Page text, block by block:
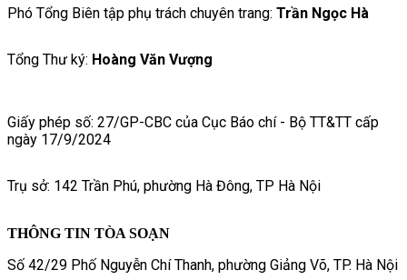
Phó Tổng Biên tập phụ trách chuyên trang: Trần Ngọc Hà
Tổng Thư ký: Hoàng Văn Vượng
Giấy phép số: 27/GP-CBC của Cục Báo chí - Bộ TT&TT cấp
ngày 17/9/2024
Trụ sở: 142 Trần Phú, phường Hà Đông, TP Hà Nội
THÔNG TIN TÒA SOẠN
Số 42/29 Phố Nguyễn Chí Thanh, phường Giảng Võ, TP. Hà Nội